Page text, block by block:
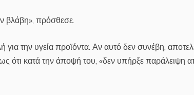
βλάβη», πρόσθεσε.
την υγεία προϊόντα. Αν αυτό δεν συνέβη,
ότι κατά την άποψή του, «δεν υπήρξε παράλειψη